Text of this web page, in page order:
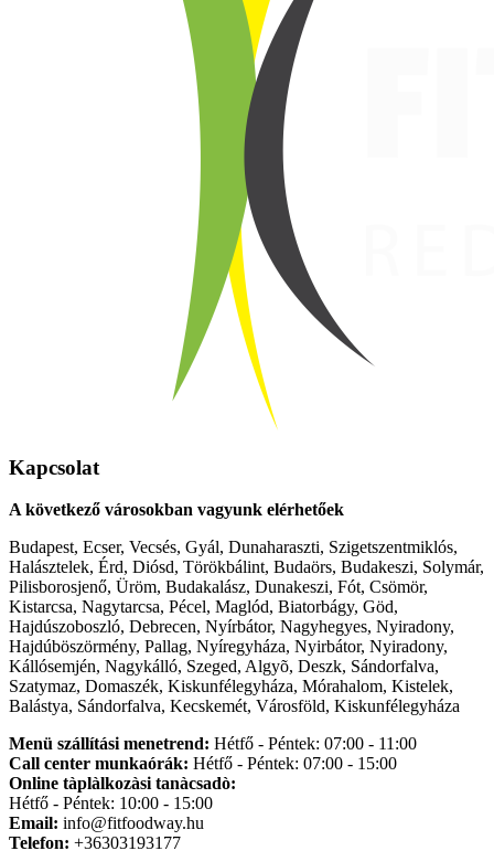
Kapcsolat
A következő városokban vagyunk elérhetőek
Budapest, Ecser, Vecsés, Gyál, Dunaharaszti, Szigetszentmiklós,
Halásztelek, Érd, Diósd, Törökbálint, Budaörs, Budakeszi, Solymár,
Pilisborosjenő, Üröm, Budakalász, Dunakeszi, Fót, Csömör,
Kistarcsa, Nagytarcsa, Pécel, Maglód, Biatorbágy, Göd,
Hajdúszoboszló, Debrecen, Nyírbátor, Nagyhegyes, Nyiradony,
Hajdúböszörmény, Pallag, Nyíregyháza, Nyirbátor, Nyiradony,
Kállósemjén, Nagykálló, Szeged, Algyõ, Deszk, Sándorfalva,
Szatymaz, Domaszék, Kiskunfélegyháza, Mórahalom, Kistelek,
Balástya, Sándorfalva, Kecskemét, Városföld, Kiskunfélegyháza
Menü szállítási menetrend: Hétfő - Péntek: 07:00 - 11:00
Call center munkaórák: Hétfő - Péntek: 07:00 - 15:00
Online tàplàlkozàsi tanàcsadò:
Hétfő - Péntek: 10:00 - 15:00
Email: info@fitfoodway.hu
Telefon: +36303193177